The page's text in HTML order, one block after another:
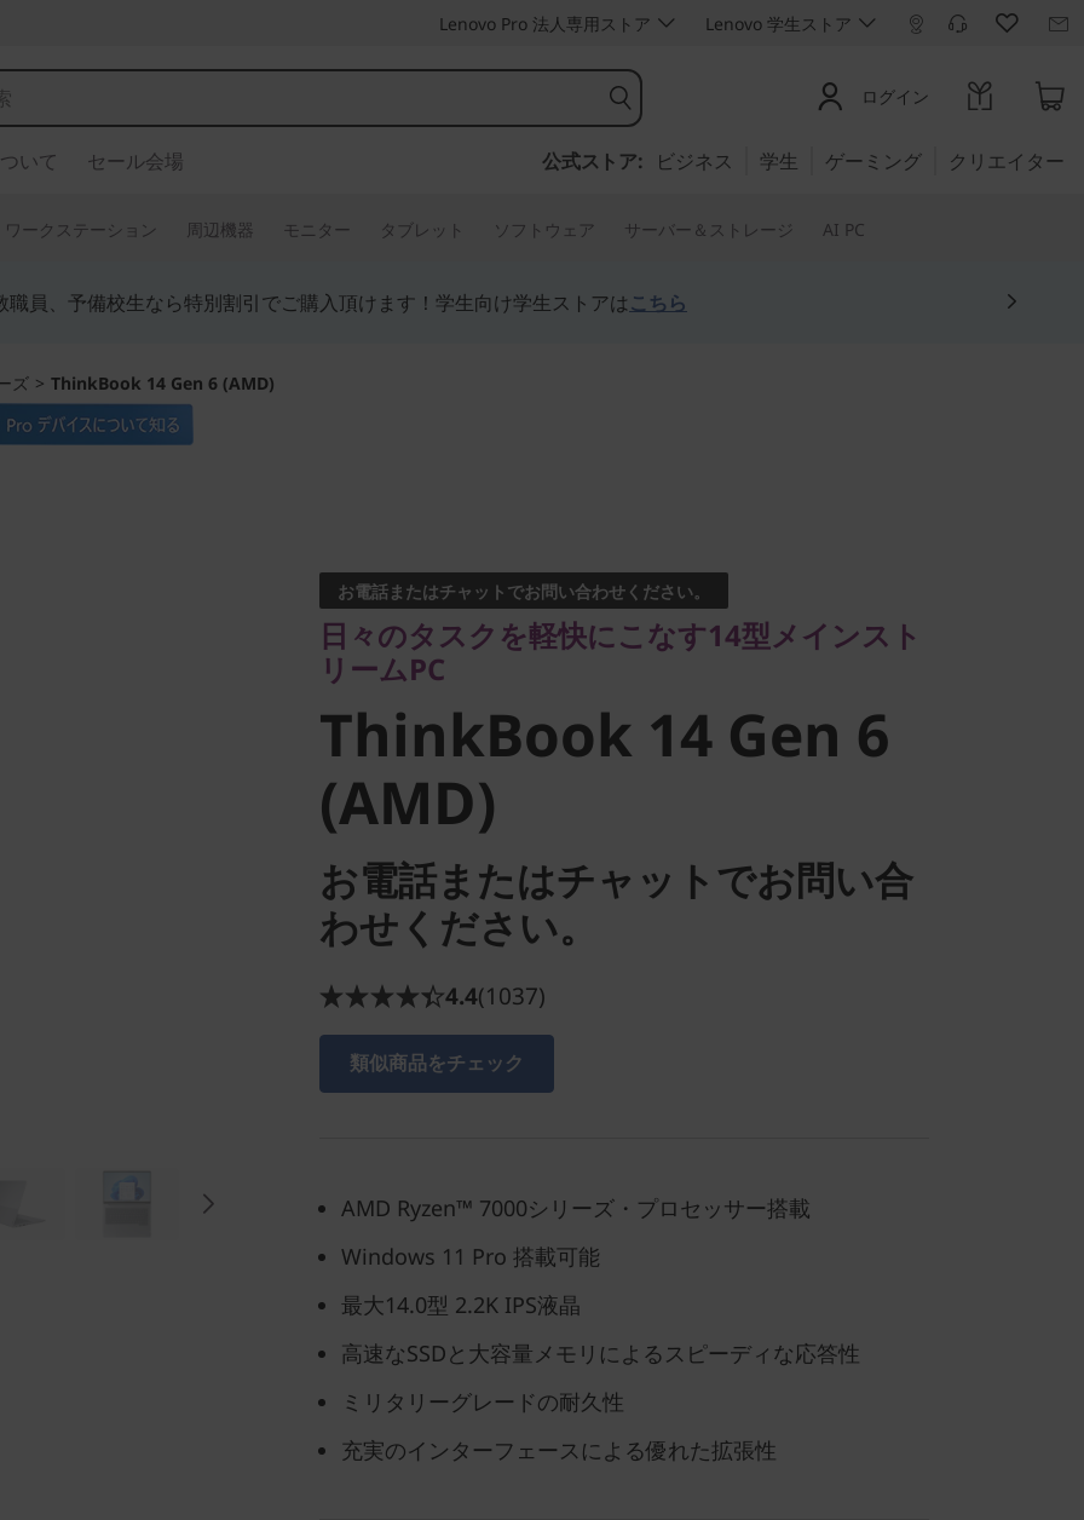
Lenovo Pro 法人専用ストア Lenovo 学生ストア
ログイン
いて セール会場 公式ストア: ビジネス 学生 ゲーミング クリエイター
ワークステーション 周辺機器 モニター タブレット ソフトウェア サーバー＆ストレージ AI PC
職員、予備校生なら特別割引でご購入頂けます！学生向け学生ストアはこちら
ズ > ThinkBook 14 Gen 6 (AMD)
トリームPC
ThinkBook 14 Gen
6 (AMD)
お電話またはチャットでお問い合わせください。
日々のタスクを軽快にこなす14型メインスト
リームPC
ThinkBook 14 Gen 6
(AMD)
お電話またはチャットでお問い合
わせください。
4.4(1037)
類似商品をチェック
AMD Ryzen™ 7000シリーズ・プロセッサー搭載
Windows 11 Pro 搭載可能
最大14.0型 2.2K IPS液晶
高速なSSDと大容量メモリによるスピーディな応答性
ミリタリーグレードの耐久性
充実のインターフェースによる優れた拡張性